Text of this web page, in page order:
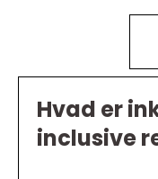
Hvad er
inclusive